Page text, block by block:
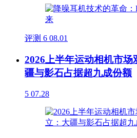
评测 6 08.01
2026上半年运动相机市
疆与影石占据超九成份额
5 07.28